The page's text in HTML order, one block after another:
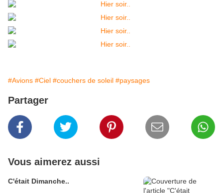
#Avions #Ciel #couchers de soleil #paysages
Partager
Vous aimerez aussi
C'était Dimanche..